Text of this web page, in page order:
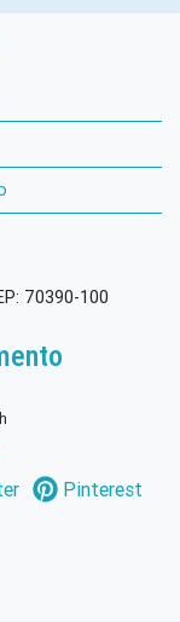
70390-100
Pinterest